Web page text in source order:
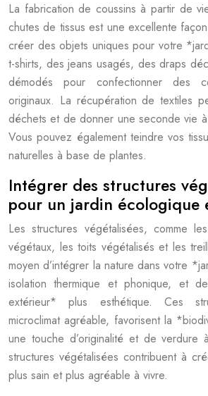
La fabrication de coussins à partir de
chutes de tissus est une excellente
créer des objets uniques pour votre
t-shirts, des jeans usagés, des draps
démodés pour confectionner des
originaux. La récupération de textiles
déchets et de donner une seconde vie
Vous pouvez également teindre vos
naturelles à base de plantes.
Intégrer des structures
pour un jardin écologique
Les structures végétalisées, comme
végétaux, les toits végétalisés et les
moyen d’intégrer la nature dans votre
isolation thermique et phonique, et
extérieur* plus esthétique. Ces
microclimat agréable, favorisent la
une touche d’originalité et de verdure
structures végétalisées contribuent à
plus sain et plus agréable à vivre.